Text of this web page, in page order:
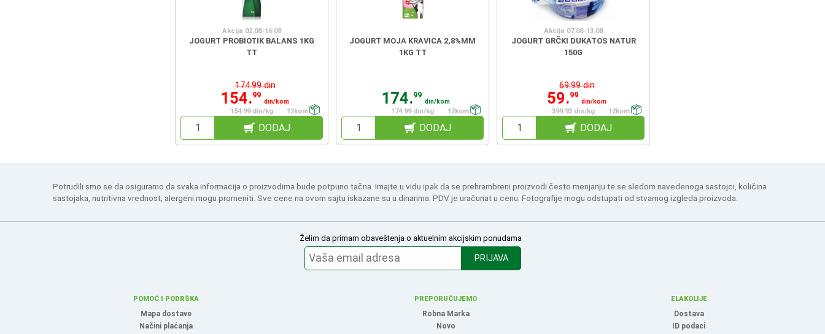
Akcija 02.08-16.08
JOGURT PROBIOTIK BALANS 1KG
TT
174.99 din
154.99
din/kom
154.99 din/kg
12kom
DODAJ
JOGURT MOJA KRAVICA 2,8%MM
1KG TT
174.99
din/kom
174.99 din/kg
12kom
DODAJ
Akcija 07.08-13.08
JOGURT GRČKI DUKATOS NATUR
150G
69.99 din
59.99
din/kom
399.93 din/kg
12kom
DODAJ
Potrudili smo se da osiguramo da svaka informacija o proizvodima bude potpuno tačna. Imajte u vidu ipak da se prehrambreni proizvodi često menjanju te se sledom navedenoga sastojci, količina
sastojaka, nutritivna vrednost, alergeni mogu promeniti. Sve cene na ovom sajtu iskazane su u dinarima. PDV je uračunat u cenu. Fotografije mogu odstupati od stvarnog izgleda proizvoda.
Želim da primam obaveštenja o aktuelnim akcijskim ponudama
PRIJAVA
POMOĆ I PODRŠKA
Mapa dostave
Načini plaćanja
PREPORUČUJEMO
Robna Marka
Novo
ELAKOLIJE
Dostava
ID podaci